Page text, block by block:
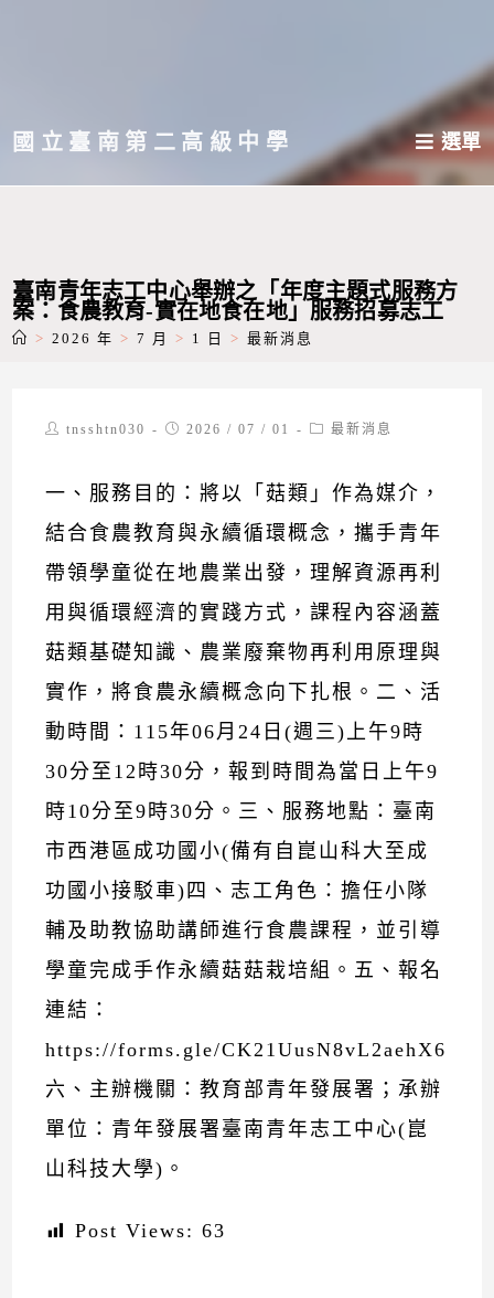
主國立臺南第二高級中學 選單
臺南青年志工中心舉辦之「年度主題式服務方
案：食農教育-實在地食在地」服務招募志工
> 2026 年 > 7 月 > 1 日 > 最新消息
Posttnsshtn030
Post2026 / 07 / 01
Post最新消息
一、服務目的：將以「菇類」作為媒介，
結合食農教育與永續循環概念，攜手青年
帶領學童從在地農業出發，理解資源再利
用與循環經濟的實踐方式，課程內容涵蓋
菇類基礎知識、農業廢棄物再利用原理與
實作，將食農永續概念向下扎根。二、活
動時間：115年06月24日(週三)上午9時
30分至12時30分，報到時間為當日上午9
時10分至9時30分。三、服務地點：臺南
市西港區成功國小(備有自崑山科大至成
功國小接駁車)四、志工角色：擔任小隊
輔及助教協助講師進行食農課程，並引導
學童完成手作永續菇菇栽培組。五、報名
連結：
https://forms.gle/CK21UusN8vL2aehX6
六、主辦機關：教育部青年發展署；承辦
單位：青年發展署臺南青年志工中心(崑
山科技大學)。
Post Views: 63